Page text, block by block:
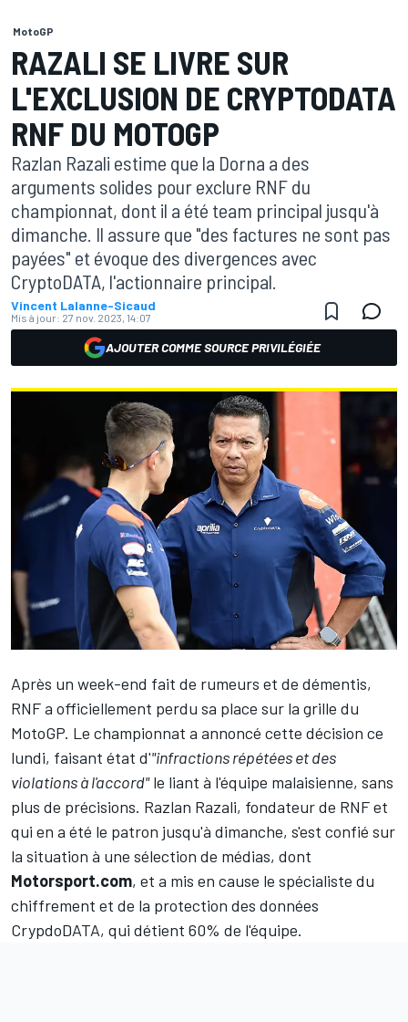
MotoGP
RAZALI SE LIVRE SUR
L'EXCLUSION DE CRYPTODATA
RNF DU MOTOGP
Razlan Razali estime que la Dorna a des
arguments solides pour exclure RNF du
championnat, dont il a été team principal jusqu'à
dimanche. Il assure que "des factures ne sont pas
payées" et évoque des divergences avec
CryptoDATA, l'actionnaire principal.
Vincent Lalanne-Sicaud
Mis à jour: 27 nov. 2023, 14:07
AJOUTER COMME SOURCE PRIVILÉGIÉE
Après un week-end fait de rumeurs et de démentis,
RNF a officiellement perdu sa place sur la grille du
MotoGP. Le championnat a annoncé cette décision ce
lundi, faisant état d'"infractions répétées et des
violations à l'accord"le liant à l'équipe malaisienne, sans
plus de précisions. Razlan Razali, fondateur de RNF et
qui en a été le patron jusqu'à dimanche, s'est confié sur
la situation à une sélection de médias, dont
Motorsport.com, et a mis en cause le spécialiste du
chiffrement et de la protection des données
CrypdoDATA, qui détient 60% de l'équipe.